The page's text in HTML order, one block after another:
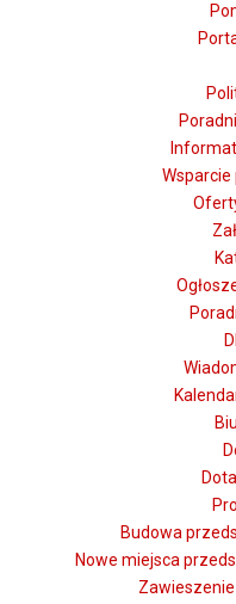
Budowa
Nowe miejsca